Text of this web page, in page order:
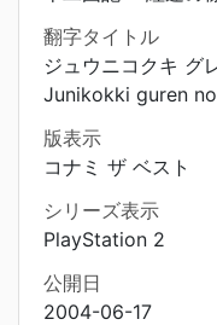
翻字タイトル
ジュウニコクキ グ
Junikokki guren
版表示
コナミ ザ ベスト
シリーズ表示
PlayStation 2
公開日
2004-06-17